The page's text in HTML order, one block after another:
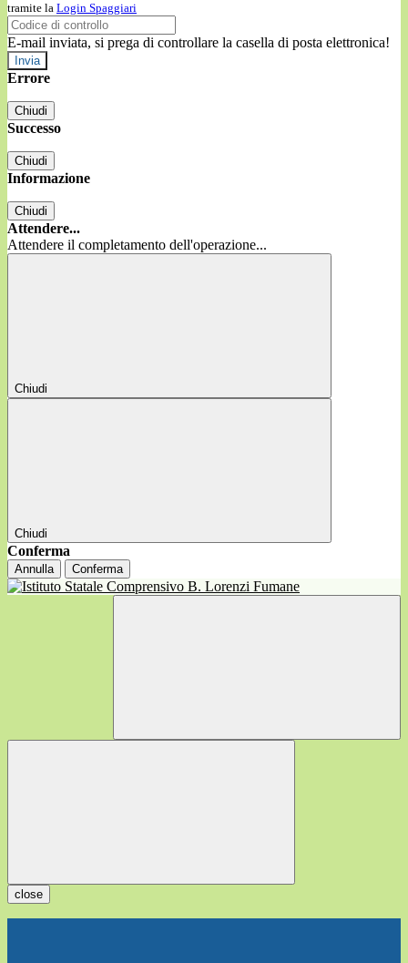
tramite la Login Spaggiari
E-mail inviata, si prega di controllare la casella di posta elettronica!
Errore
Chiudi
Successo
Chiudi
Informazione
Chiudi
Attendere...
Attendere il completamento dell'operazione...
Chiudi
Chiudi
Conferma
Annulla Conferma
close